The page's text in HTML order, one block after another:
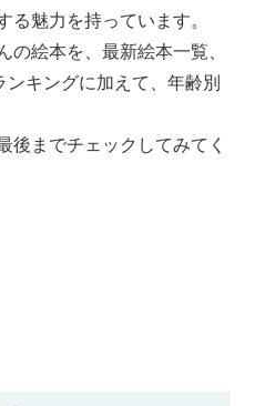
る魅力を持っています。
の絵本を、最新絵本一覧、
キングに加えて、年齢別
後までチェックしてみてく